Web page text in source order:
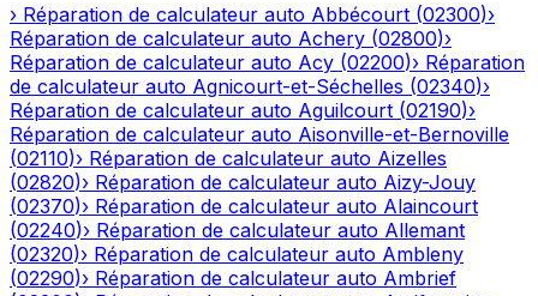
› Réparation de calculateur auto Abbécourt (02300)›
Réparation de calculateur auto Achery (02800)›
Réparation de calculateur auto Acy (02200)› Réparation
de calculateur auto Agnicourt-et-Séchelles (02340)›
Réparation de calculateur auto Aguilcourt (02190)›
Réparation de calculateur auto Aisonville-et-Bernoville
(02110)› Réparation de calculateur auto Aizelles
(02820)› Réparation de calculateur auto Aizy-Jouy
(02370)› Réparation de calculateur auto Alaincourt
(02240)› Réparation de calculateur auto Allemant
(02320)› Réparation de calculateur auto Ambleny
(02290)› Réparation de calculateur auto Ambrief